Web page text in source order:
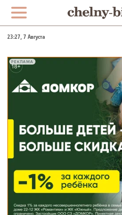
23:27, 7 Августа
РЕКЛАМА